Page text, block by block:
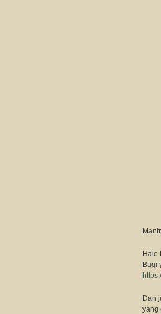
Halo
Bagi
Dan
yang